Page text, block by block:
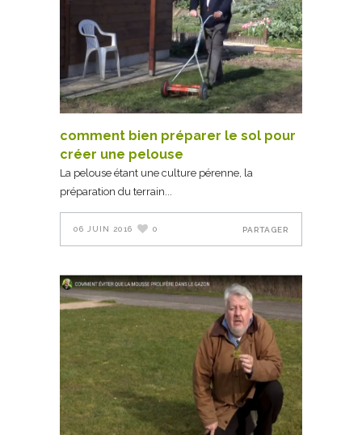
comment bien préparer le sol pour
créer une pelouse
La pelouse étant une culture pérenne, la
préparation du terrain
06 JUIN 2016 0 PARTAGER